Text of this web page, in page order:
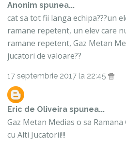
Anonim spunea...
cat sa tot fii langa echipa???un
ramane repetent, un elev care
ramane repetent, Gaz Metan
jucatori de valoare??
17 septembrie 2017 la 22:45
Eric de Oliveira spunea...
Gaz Metan Medias o sa
cu Alti Jucatorii!!!